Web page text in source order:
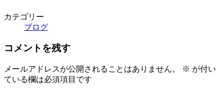
カテゴリー
ブログ
コメントを残す
メールアドレスが公開されることはありません。 ※ が付い
ている欄は必須項目です